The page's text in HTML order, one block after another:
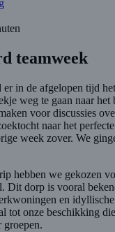
teamweek
in de afgelopen tijd
weg te gaan naar
voor discussies
naar het
week zover. We
hebben we gekozen
Dit dorp is vooral
en
tot onze beschikking